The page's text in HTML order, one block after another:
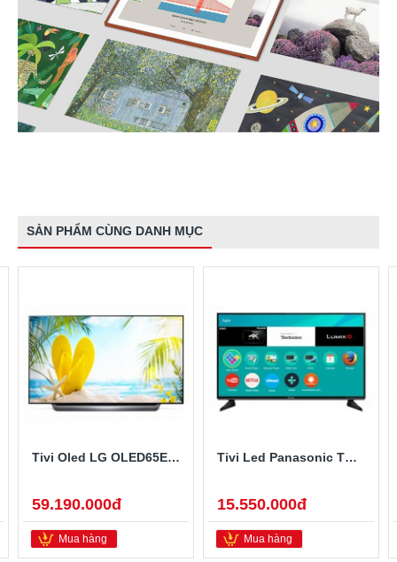
SẢN PHẨM CÙNG DANH MỤC
Tivi Oled LG OLED65E8PTA 65 Inch
59.190.000đ
Mua hàng
Tivi Led Panasonic TH-49EX600V 49 Inch 4K Ultra HD
15.550.000đ
Mua hàng